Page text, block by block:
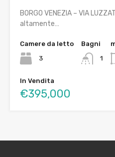
BORGO VENEZIA – VIA
altamente…
Camere da letto
3
Bagni
1
In Vendita
€395,000